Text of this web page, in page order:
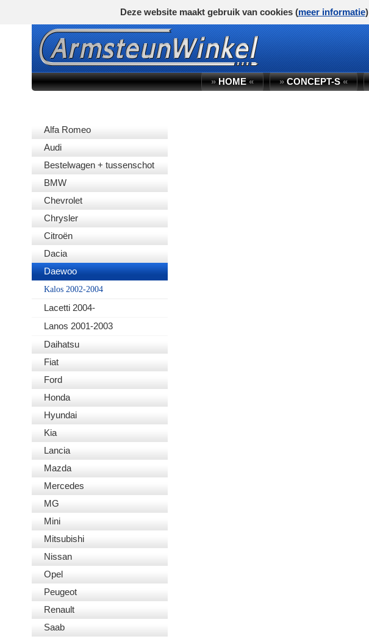
»HOME« »CONCEPT-S«
Alfa Romeo
Audi
Bestelwagen + tussenschot
BMW
Chevrolet
Chrysler
Citroën
Dacia
Daewoo
Kalos 2002-2004
Lacetti 2004-
Lanos 2001-2003
Daihatsu
Fiat
Ford
Honda
Hyundai
Kia
Lancia
Mazda
Mercedes
MG
Mini
Mitsubishi
Nissan
Opel
Peugeot
Renault
Saab
Deze website maakt gebruik van cookies (meer informatie)